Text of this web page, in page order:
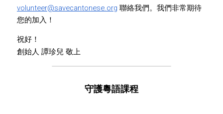
volunteer@savecantonese.org 聯絡我們。我們非常期待
您的加入！
祝好！
創始人 譚珍兒 敬上
守護粵語課程